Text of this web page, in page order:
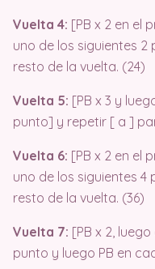
Vuelta 4: [PB x 2 en el
uno de los siguientes
resto de la vuelta. (24)
Vuelta 5: [PB x 3 y
punto] y repetir [ a ]
Vuelta 6: [PB x 2 en el
uno de los siguientes
resto de la vuelta. (36)
Vuelta 7: [PB x 2,
punto y luego PB en